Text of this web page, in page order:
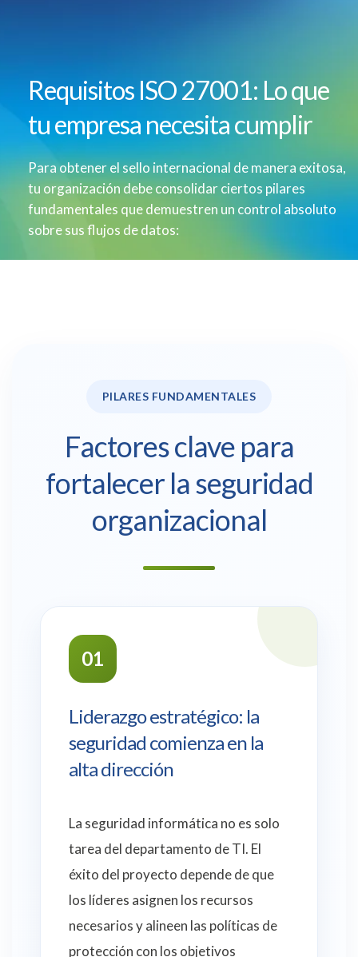
Requisitos ISO 27001: Lo que
tu empresa necesita cumplir
Para obtener el sello internacional de manera exitosa,
tu organización debe consolidar ciertos pilares
fundamentales que demuestren un control absoluto
sobre sus flujos de datos:
PILARES FUNDAMENTALES
Factores clave para
fortalecer la seguridad
organizacional
01
Liderazgo estratégico: la
seguridad comienza en la
alta dirección
La seguridad informática no es solo
tarea del departamento de TI. El
éxito del proyecto depende de que
los líderes asignen los recursos
necesarios y alineen las políticas de
protección con los objetivos